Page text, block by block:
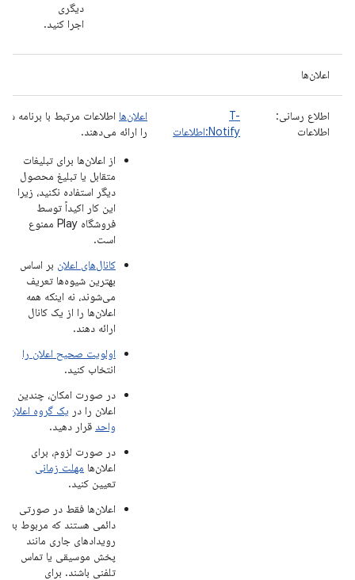
دیگری
اجرا کنید.
اعلان‌ها
اطلاع رسانی:
اطلاعات
T-
Notify:اطلاعات
اعلان‌ها اطلاعات مرتبط با برنامه شما
را ارائه می‌دهند.
از اعلان‌ها برای تبلیغات
متقابل یا تبلیغ محصول
دیگر استفاده نکنید، زیرا
این کار اکیداً توسط
فروشگاه Play ممنوع
است.
کانال‌های اعلان بر اساس
بهترین شیوه‌ها تعریف
می‌شوند، نه اینکه همه
اعلان‌ها را از یک کانال
ارائه دهند.
اولویت صحیح اعلان را
انتخاب کنید.
در صورت امکان، چندین
اعلان را در یک گروه اعلان
واحد قرار دهید.
در صورت لزوم، برای
اعلان‌ها مهلت زمانی
تعیین کنید.
اعلان‌ها فقط در صورتی
دائمی هستند که مربوط به
رویدادهای جاری مانند
پخش موسیقی یا تماس
تلفنی باشند. برای